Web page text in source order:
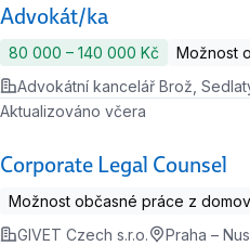
Advokát/ka
80 000 ‍–‍ 140 000 Kč
Možnost
Advokátní kancelář Brož,
Corporate Legal Counsel
Aktualizováno včera
Možnost občasné práce z
GIVET Czech s.r.o.
Praha –